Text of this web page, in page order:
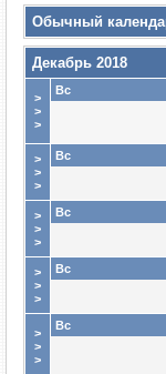
Обычный
Декабрь 2018
>
>
>
Вс
>
>
>
Вс
>
>
>
Вс
>
>
>
Вс
>
>
>
Вс